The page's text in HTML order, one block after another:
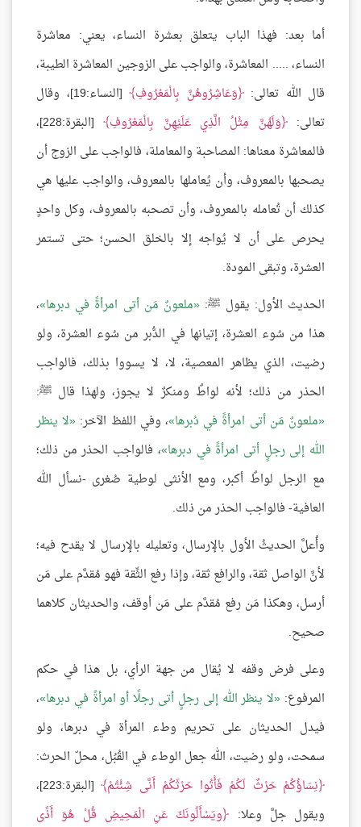
أما بعد: فهذا الباب يتعلق بعشرة النساء، يعني: معاشرة
النساء، ..... المعاشرة، والواجب على الزوجين المعاشرة الطيبة،
قال الله تعالى: وَعَاشِرُوهُنَّ بِالْمَعْرُوفِ
[النساء:19]، وقال
تعالى: وَلَهُنَّ مِثْلُ الَّذِي عَلَيْهِنَّ بِالْمَعْرُوفِ
[البقرة:228]،
فالمعاشرة معناها: المصاحبة والمعاملة، فالواجب على الزوج أن
يصحبها بالمعروف، وأن يُعاملها بالمعروف، والواجب عليها هي
كذلك أن تُعامله بالمعروف، وأن تصحبه بالمعروف، وكل واحدٍ
يحرص على أن لا يُواجه إلا بالخلق الحسن؛ حتى تستمر
العشرة، وتبقى المودة.
الحديث الأول: يقول ﷺ: ملعونٌ مَن أتى امرأةً في دبرها ،
هذا من سُوء العشرة، إتيانها في الدُّبر من سُوء العشرة، ولو
رضيت، الذي يظاهر المعصية، لا، لا يسووا بذلك، فالواجب
الحذر من ذلك؛ لأنه لواطٌ ومنكرٌ لا يجوز، ولهذا قال ﷺ:
ملعونٌ مَن أتى امرأةً في دُبرها ، وفي اللفظ الآخر: لا ينظر
الله إلى رجلٍ أتى امرأةً في دبرها ، فالواجب الحذر من ذلك؛
مع الرجل لواطٌ أكبر، ومع الأنثى لوطية صُغرى -نسأل الله
العافية- فالواجب الحذر من ذلك.
وأُعلَّ الحديثُ الأول بالإرسال، وتعليله بالإرسال لا يقدح فيه؛
لأنَّ الواصل ثقة، والرافع ثقة، وإذا رفع الثِّقة فهو مُقدَّم على مَن
أرسل، وهكذا مَن رفع مُقدَّم على مَن أوقف، والحديثان كلاهما
صحيح.
وعلى فرض وقفه لا يُقال من جهة الرأي، بل هذا في حكم
المرفوع: لا ينظر الله إلى رجلٍ أتى رجلًا أو امرأةً في دبرها ،
فيدل الحديثان على تحريم وطء المرأة في دبرها، ولو
سمحت، ولو رضيت، الله جعل الوطء في القُبُل، محلّ الحرث:
نِسَاؤُكُمْ حَرْثٌ لَكُمْ فَأْتُوا حَرْثَكُمْ أَنَّى شِئْتُمْ
[البقرة:223]،
ويقول جلَّ وعلا:
ويَسْأَلُونَكَ عَنِ الْمَحِيضِ قُلْ هُوَ أَذًى